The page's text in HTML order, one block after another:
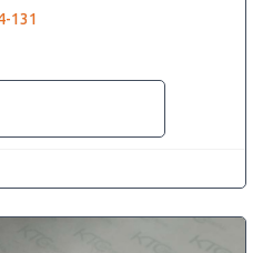
131